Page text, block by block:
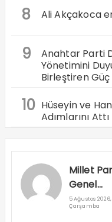
8 Ali Akçakoca
9
Anahtar Parti
Yönetimini
Birleştiren Güç
10 Hüseyin ve
Adımlarını Attı
Millet
Genel
Başkanı
Cuma
5 Ağustos 2026,
Çarşamba